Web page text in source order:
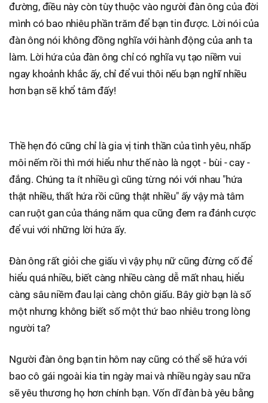
đường, điều này còn tùy thuộc vào người đàn ông của đời
mình có bao nhiêu phần trăm để bạn tin được. Lời nói của
đàn ông nói không đồng nghĩa với hành động của anh ta
làm. Lời hứa của đàn ông chỉ có nghĩa vụ tạo niềm vui
ngay khoảnh khắc ấy, chỉ để vui thôi nếu bạn nghĩ nhiều
hơn bạn sẽ khổ tâm đấy!
Thề hẹn đó cũng chỉ là gia vị tinh thần của tình yêu, nhấp
môi nếm rồi thì mới hiểu như thế nào là ngọt - bùi - cay -
đắng. Chúng ta ít nhiều gì cũng từng nói với nhau "hứa
thật nhiều, thất hứa rồi cũng thật nhiều" ấy vậy mà tâm
can ruột gan của tháng năm qua cũng đem ra đánh cược
để vui với những lời hứa ấy.
Đàn ông rất giỏi che giấu vì vậy phụ nữ cũng đừng cố để
hiểu quá nhiều, biết càng nhiều càng dễ mất nhau, hiểu
càng sâu niềm đau lại càng chôn giấu. Bây giờ bạn là số
một nhưng không biết số một thứ bao nhiêu trong lòng
người ta?
Người đàn ông bạn tin hôm nay cũng có thể sẽ hứa với
bao cô gái ngoài kia tin ngày mai và nhiều ngày sau nữa
sẽ yêu thương họ hơn chính bạn. Vốn dĩ đàn bà yêu bằng